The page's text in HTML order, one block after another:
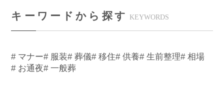
キーワードから探す KEYWORDS
# マナー# 服装# 葬儀# 移住# 供養# 生前整理# 相場
# お通夜# 一般葬